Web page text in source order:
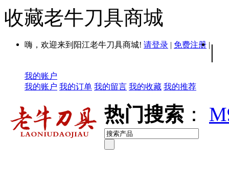
收藏老牛刀具商城
嗨，欢迎来到阳江老牛刀具商城! 请登录 | 免费注册 | |
我的账户
我的账户 我的订单 我的留言 我的收藏 我的推荐
热门搜索 ：